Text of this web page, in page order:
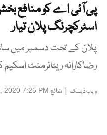
پی آئی اے کو منافع
اسٹرکچرنگ پلان تیار
پلان کے تحت دسمبر میں
رضاکارانہ ریٹائرمنٹ
ویب ڈیسک | شائع 2020 7:25 PM